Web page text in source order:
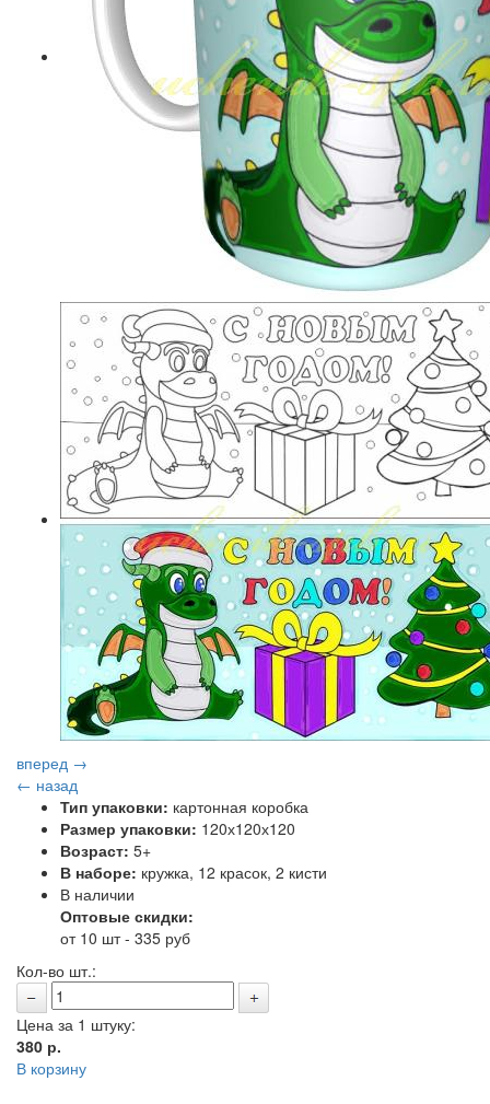
вперед →
← назад
Тип упаковки: картонная коробка
Размер упаковки: 120х120х120
Возраст: 5+
В наборе: кружка, 12 красок, 2 кисти
В наличии
Оптовые скидки:
от 10 шт - 335 руб
Кол-во шт.:
Цена за 1 штуку:
380 р.
В корзину